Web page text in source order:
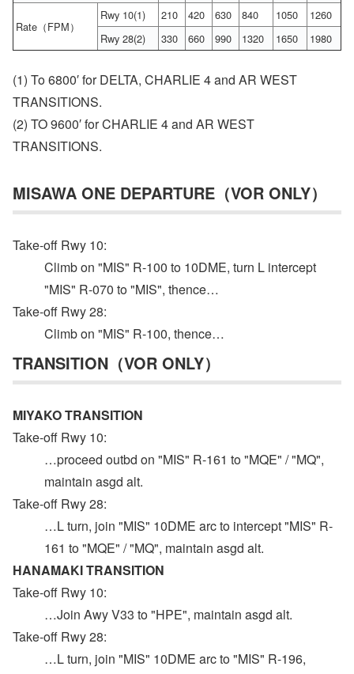
Rate（FPM）
Rwy 10(1) 210 420 630 840 1050
1260
Rwy 28(2)
330 660 990 1320 1650 1980
(1) To 6800′ for DELTA, CHARLIE 4 and AR WEST
TRANSITIONS.
(2) TO 9600′ for CHARLIE 4 and AR WEST
TRANSITIONS.
MISAWA ONE DEPARTURE（VOR ONLY）
Take-off Rwy 10:
Climb on "MIS" R-100 to 10DME, turn L intercept
"MIS" R-070 to "MIS", thence…
Take-off Rwy 28:
Climb on "MIS" R-100, thence…
TRANSITION（VOR ONLY）
MIYAKO TRANSITION
Take-off Rwy 10:
…proceed outbd on "MIS" R-161 to "MQE" / "MQ",
maintain asgd alt.
Take-off Rwy 28:
…L turn, join "MIS" 10DME arc to intercept "MIS" R-
161 to "MQE" / "MQ", maintain asgd alt.
HANAMAKI TRANSITION
Take-off Rwy 10:
…Join Awy V33 to "HPE", maintain asgd alt.
Take-off Rwy 28:
…L turn, join "MIS" 10DME arc to "MIS" R-196,